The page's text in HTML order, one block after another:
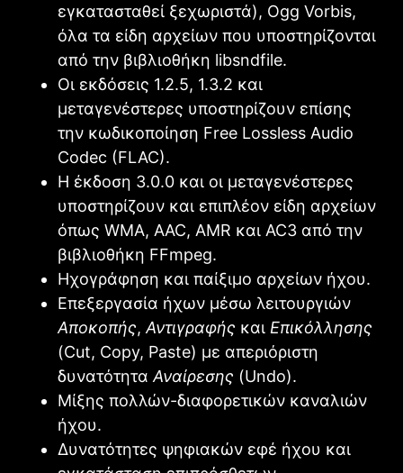
εγκατασταθεί ξεχωριστά), Ogg Vorbis,
όλα τα είδη αρχείων που υποστηρίζονται
από την βιβλιοθήκη libsndfile.
Οι εκδόσεις 1.2.5, 1.3.2 και
μεταγενέστερες υποστηρίζουν επίσης
την κωδικοποίηση Free Lossless Audio
Codec (FLAC).
Η έκδοση 3.0.0 και οι μεταγενέστερες
υποστηρίζουν και επιπλέον είδη αρχείων
όπως WMA, AAC, AMR και AC3 από την
βιβλιοθήκη FFmpeg.
Ηχογράφηση και παίξιμο αρχείων ήχου.
Επεξεργασία ήχων μέσω λειτουργιών
Αποκοπής, Αντιγραφής και Επικόλλησης
(Cut, Copy, Paste) με απεριόριστη
δυνατότητα Αναίρεσης (Undo).
Μίξης πολλών-διαφορετικών καναλιών
ήχου.
Δυνατότητες ψηφιακών εφέ ήχου και